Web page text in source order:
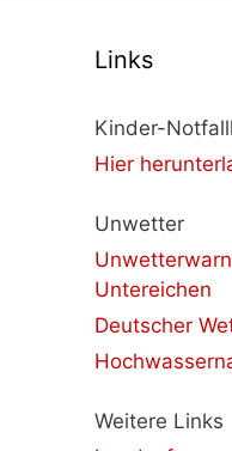
Links
Kinder-
Hier
Unwetter
Untereichen
Deutscher
Weitere Links